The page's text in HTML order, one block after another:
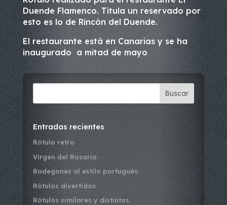
Duende Flamenco. Titula un reservado por
esto es lo de Rincón del Duende.
El restaurante está en Canarias y se ha
inaugurado a mitad de mayo
Buscar
Entradas recientes
Rótulo retro
Virgen del Rosario
Bodegones al estilo portugués.
Rótulos divertidos
Rótulos similares y distintos.